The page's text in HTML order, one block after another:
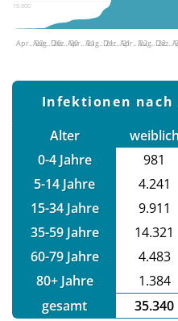
15.000
Apr.. '20Aug.. '20Dez.. '20Apr.. '21Aug.. '21Dez.. '21Apr.. '22Aug.. '22
Dez..
Infektionen nach
Alter
0-4 Jahre
981
5-14 Jahre
4.241
15-34 Jahre
9.911
35-59 Jahre
14.321
60-79 Jahre
4.483
80+ Jahre
1.384
gesamt
35.340